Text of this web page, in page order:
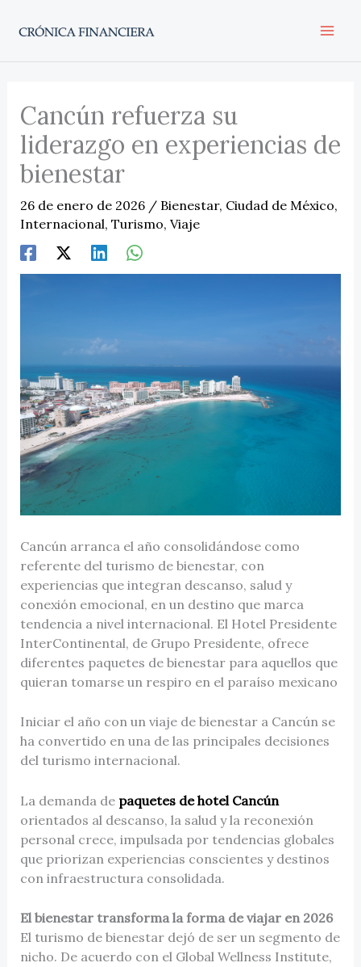
Cancún refuerza su
liderazgo en experiencias de
bienestar
26 de enero de 2026 / Bienestar, Ciudad de México,
Internacional, Turismo, Viaje
Cancún arranca el año consolidándose como
referente del turismo de bienestar, con
experiencias que integran descanso, salud y
conexión emocional, en un destino que marca
tendencia a nivel internacional. El Hotel Presidente
InterContinental, de Grupo Presidente, ofrece
diferentes paquetes de bienestar para aquellos que
quieran tomarse un respiro en el paraíso mexicano
Iniciar el año con un viaje de bienestar a Cancún se
ha convertido en una de las principales decisiones
del turismo internacional.
La demanda de paquetes de hotel Cancún
orientados al descanso, la salud y la reconexión
personal crece, impulsada por tendencias globales
que priorizan experiencias conscientes y destinos
con infraestructura consolidada.
El bienestar transforma la forma de viajar en 2026
El turismo de bienestar dejó de ser un segmento de
nicho. De acuerdo con el Global Wellness Institute,